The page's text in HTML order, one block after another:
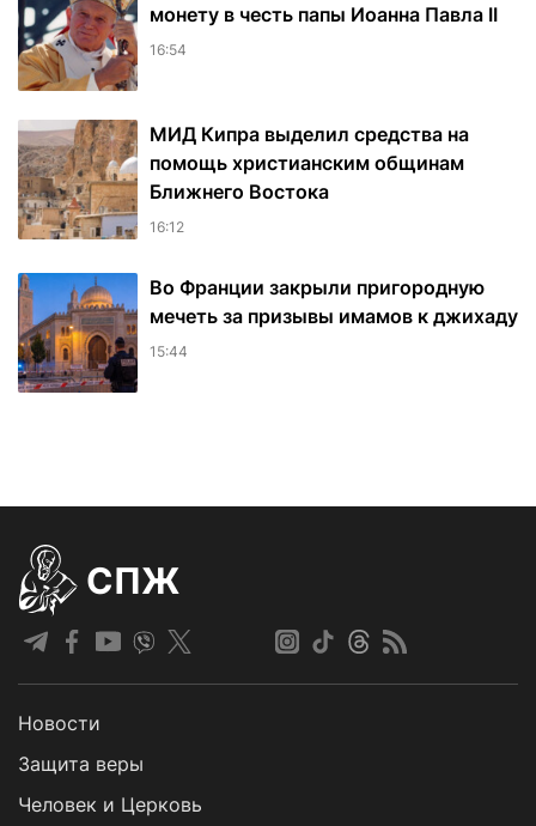
монету в честь папы Иоанна Павла II
16:54
МИД Кипра выделил средства на
помощь христианским общинам
Ближнего Востока
16:12
Во Франции закрыли пригородную
мечеть за призывы имамов к джихаду
15:44
СПЖ
Новости
Защита веры
Человек и Церковь